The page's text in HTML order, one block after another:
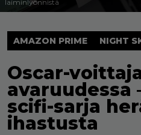
laiminlyönnistä
AMAZON PRIME NIGHT
Oscar-
avaruudessa
scifi-sarja
ihastusta